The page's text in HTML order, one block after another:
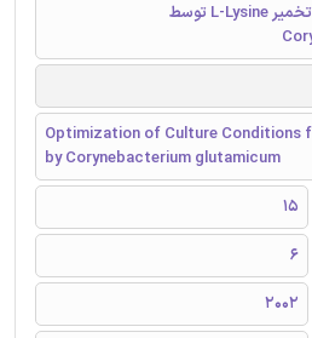
بهینه سازی شرایط کشت برای تخمیر L-Lysine توسط
Optimization of Culture Conditions
by Corynebacterium glutamicum
15
6
2002